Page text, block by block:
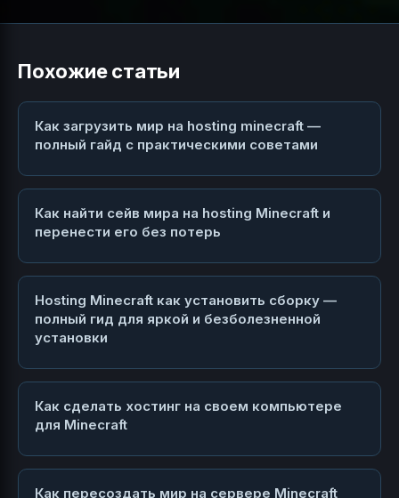
Похожие статьи
Как загрузить мир на hosting minecraft —
полный гайд с практическими советами
Как найти сейв мира на hosting Minecraft и
перенести его без потерь
Hosting Minecraft как установить сборку —
полный гид для яркой и безболезненной
установки
Как сделать хостинг на своем компьютере
для Minecraft
Как пересоздать мир на сервере Minecraft